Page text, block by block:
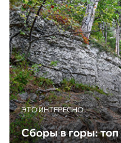
ЭТО ИНТЕРЕСНО
Сборы в горы: топ